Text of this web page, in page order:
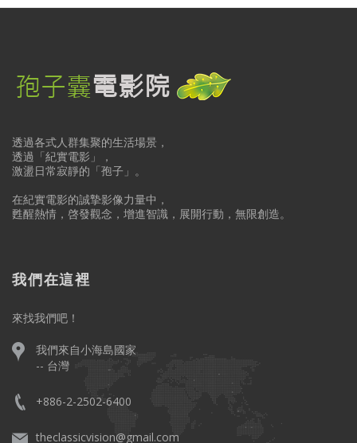
透過各式人群集聚的生活場景，
透過「紀實電影」，
激盪日常寂靜的「孢子」。
在紀實電影的誠摯影像力量中，
甦醒熱情，啓發觀念，增進智識，展開行動，無限創造。
我們在這裡
來找我們吧！
我們來自小海島國家
-- 台灣
+886-2-2502-6400
theclassicvision@gmail.com